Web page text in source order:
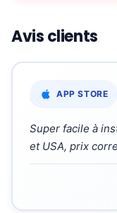
Avis clients
APP STORE
«
Super facile à
et USA, prix